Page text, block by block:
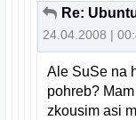
24.04.2008 |
Ale SuSe na
pohreb?
zkousim asi